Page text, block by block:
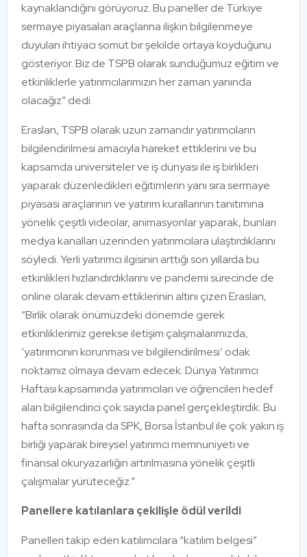
kaynaklandığını görüyoruz. Bu paneller de Türkiye
sermaye piyasaları araçlarına ilişkin bilgilenmeye
duyulan ihtiyacı somut bir şekilde ortaya koyduğunu
gösteriyor. Biz de TSPB olarak sunduğumuz eğitim ve
etkinliklerle yatırımcılarımızın her zaman yanında
olacağız” dedi.
Eraslan, TSPB olarak uzun zamandır yatırımcıların
bilgilendirilmesi amacıyla hareket ettiklerini ve bu
kapsamda üniversiteler ve iş dünyası ile iş birlikleri
yaparak düzenledikleri eğitimlerin yanı sıra sermaye
piyasası araçlarının ve yatırım kurallarının tanıtımına
yönelik çeşitli videolar, animasyonlar yaparak, bunları
medya kanalları üzerinden yatırımcılara ulaştırdıklarını
söyledi. Yerli yatırımcı ilgisinin arttığı son yıllarda bu
etkinlikleri hızlandırdıklarını ve pandemi sürecinde de
online olarak devam ettiklerinin altını çizen Eraslan,
“Birlik olarak önümüzdeki dönemde gerek
etkinliklerimiz gerekse iletişim çalışmalarımızda,
‘yatırımcının korunması ve bilgilendirilmesi’ odak
noktamız olmaya devam edecek. Dünya Yatırımcı
Haftası kapsamında yatırımcıları ve öğrencileri hedef
alan bilgilendirici çok sayıda panel gerçekleştirdik. Bu
hafta sonrasında da SPK, Borsa İstanbul ile çok yakın iş
birliği yaparak bireysel yatırımcı memnuniyeti ve
finansal okuryazarlığın artırılmasına yönelik çeşitli
çalışmalar yürüteceğiz.”
Panellere katılanlara çekilişle ödül verildi
Panelleri takip eden katılımcılara “katılım belgesi”